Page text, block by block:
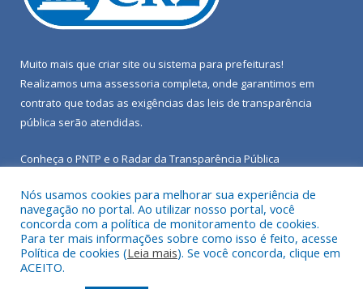
Muito mais que criar site ou sistema para prefeituras!
Realizamos uma assessoria completa, onde garantimos em
contrato que todas as exigências das leis de transparência
pública serão atendidas.
Conheça o PNTP e o Radar da Transparência Pública
Todos os direitos reservados a Câmara Municipal de Porto de
Moz.
Nós usamos cookies para melhorar sua experiência de
navegação no portal. Ao utilizar nosso portal, você
concorda com a política de monitoramento de cookies.
Para ter mais informações sobre como isso é feito, acesse
Política de cookies (Leia mais). Se você concorda, clique em
ACEITO.